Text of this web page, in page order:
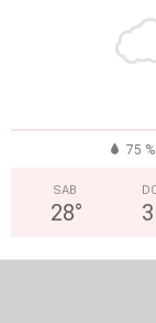
75 %
SAB
28°